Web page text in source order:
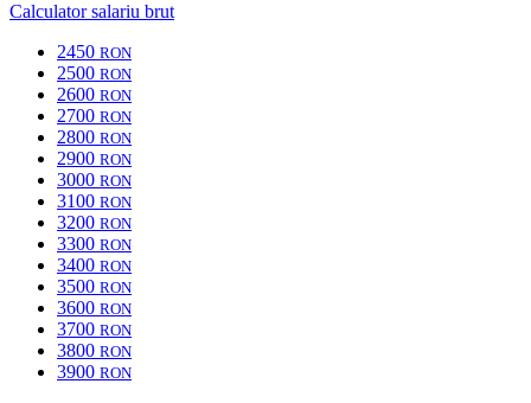
Calculator salariu brut
2450 RON
2500 RON
2600 RON
2700 RON
2800 RON
2900 RON
3000 RON
3100 RON
3200 RON
3300 RON
3400 RON
3500 RON
3600 RON
3700 RON
3800 RON
3900 RON